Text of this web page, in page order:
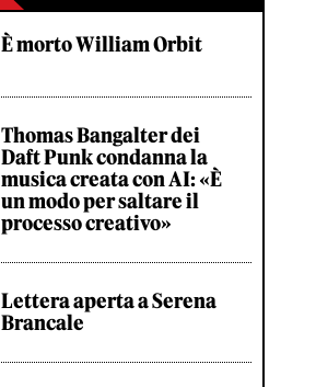
È morto William Orbit
Thomas Bangalter dei
Daft Punk condanna la
musica creata con AI: «È
un modo per saltare il
processo creativo»
Lettera aperta a Serena
Brancale